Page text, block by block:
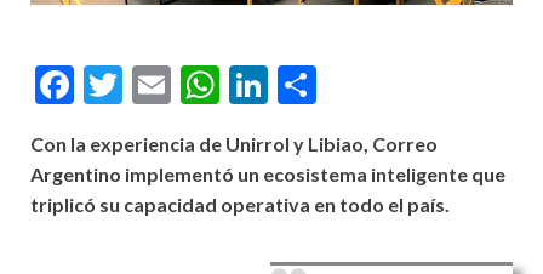
Facebook
Twitter
EmailWhatsApp
LinkedIn
Con la experiencia de Unirrol y Libiao, Correo
Argentino implementó un ecosistema inteligente que
triplicó su capacidad operativa en todo el país.